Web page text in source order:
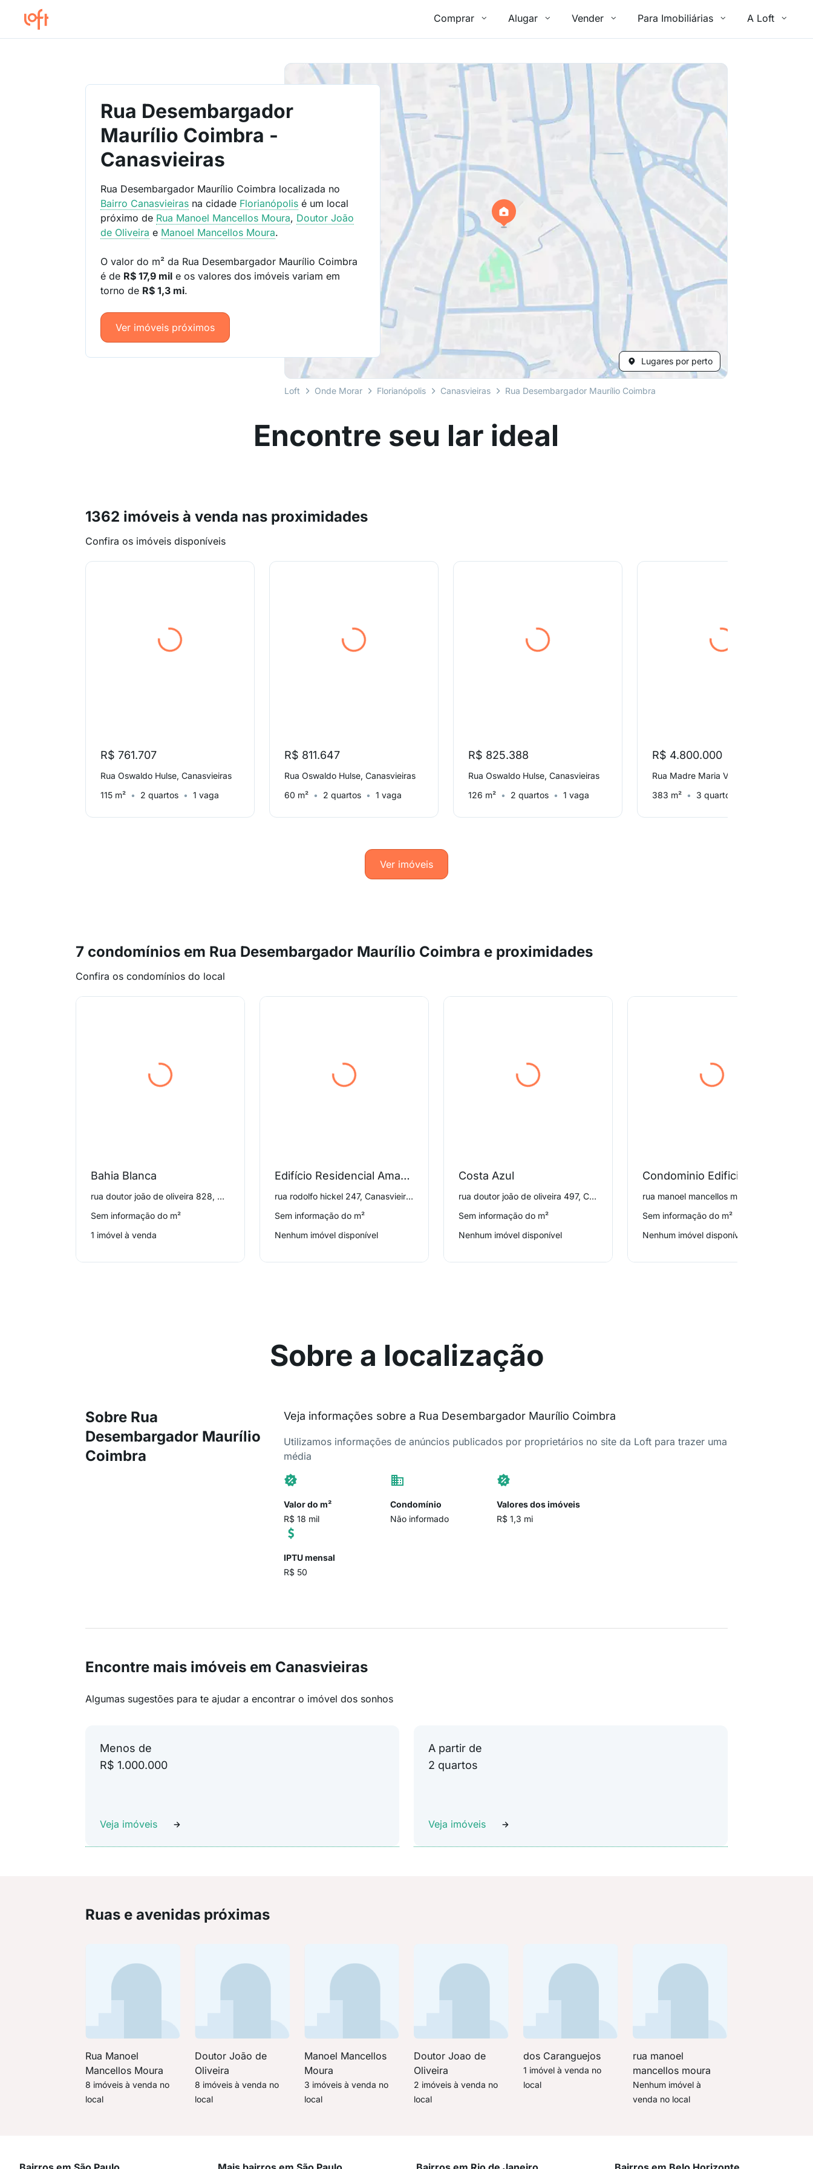
Comprar Alugar Vender Para Imobiliárias A Loft
Lugares por perto
Loft Onde Morar Florianópolis Canasvieiras Rua Desembargador Maurílio Coimbra
Rua Desembargador
Maurílio Coimbra -
Canasvieiras
Rua Desembargador Maurílio Coimbra localizada no
Bairro Canasvieiras na cidade Florianópolis é um local
próximo de Rua Manoel Mancellos Moura, Doutor João
de Oliveira e Manoel Mancellos Moura.
O valor do m² da Rua Desembargador Maurílio Coimbra
é de R$ 17,9 mil e os valores dos imóveis variam em
torno de R$ 1,3 mi.
Ver imóveis próximos
Encontre seu lar ideal
1362 imóveis à venda nas proximidades
Confira os imóveis disponíveis
R$ 761.707
Rua Oswaldo Hulse, Canasvieiras
115 m²
2 quartos 1 vaga
R$ 811.647
Rua Oswaldo Hulse, Canasvieiras
60 m²
2 quartos 1 vaga
R$ 825.388
Rua Oswaldo Hulse, Canasvieiras
126 m²
2 quartos 1 vaga
R$ 4.800.000
383 m²
3 quartos
Ver imóveis
7 condomínios em Rua Desembargador Maurílio Coimbra e proximidades
Confira os condomínios do local
Bahia Blanca
rua doutor joão de oliveira 828, Canasvieiras
Sem informação do m²
1 imóvel à venda
Edifício Residencial Amazonia I
rua rodolfo hickel 247, Canasvieiras
Sem informação do m²
Nenhum imóvel disponível
Costa Azul
rua doutor joão de oliveira 497, Canasvieiras
Sem informação do m²
Nenhum imóvel disponível
Sem informação do m²
Nenhum imóvel disponível
Sobre a localização
Sobre Rua
Desembargador Maurílio
Coimbra
Veja informações sobre a Rua Desembargador Maurílio Coimbra
Utilizamos informações de anúncios publicados por proprietários no site da Loft para trazer uma
média
Valor do m²
R$ 18 mil
Condomínio
Não informado
Valores dos imóveis
R$ 1,3 mi
IPTU mensal
R$ 50
Encontre mais imóveis em Canasvieiras
Algumas sugestões para te ajudar a encontrar o imóvel dos sonhos
Menos de
R$ 1.000.000
Veja imóveis
A partir de
2 quartos
Veja imóveis
Ruas e avenidas próximas
Rua Manoel
Mancellos Moura
8 imóveis à venda no
local
Doutor João de
Oliveira
8 imóveis à venda no
local
Manoel Mancellos
Moura
3 imóveis à venda no
local
Doutor Joao de
Oliveira
2 imóveis à venda no
local
dos Caranguejos
1 imóvel à venda no
local
rua manoel
mancellos moura
Nenhum imóvel à
venda no local